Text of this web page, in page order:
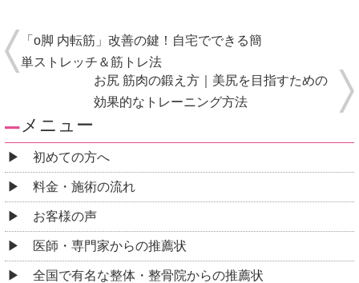
「o脚 内転筋」改善の鍵！自宅でできる簡
単ストレッチ＆筋トレ法
お尻 筋肉の鍛え方｜美尻を目指すための
効果的なトレーニング方法
メニュー
初めての方へ
料金・施術の流れ
お客様の声
医師・専門家からの推薦状
全国で有名な整体・整骨院からの推薦状